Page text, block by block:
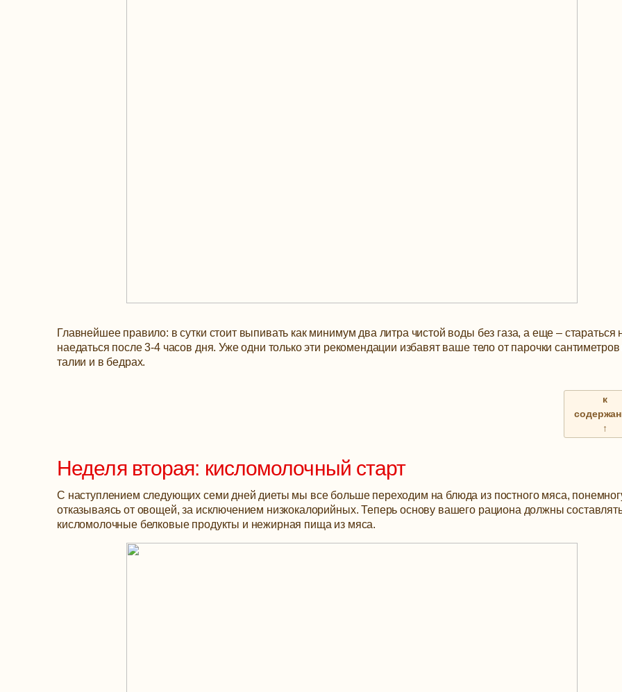
Главнейшее правило: в сутки стоит выпивать как минимум два литра чистой воды без газа, а еще – стараться
наедаться после 3-4 часов дня. Уже одни только эти рекомендации избавят ваше тело от парочки сантиметров
талии и в бедрах.
к
↑
Неделя вторая: кисломолочный старт
С наступлением следующих семи дней диеты мы все больше переходим на блюда из постного мяса,
отказываясь от овощей, за исключением низкокалорийных. Теперь основу вашего рациона должны
кисломолочные белковые продукты и нежирная пища из мяса.